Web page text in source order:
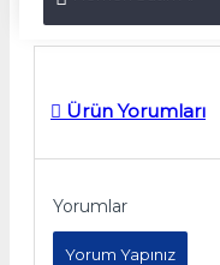
Ürün Yorumları
Yorumlar
Yorum Yapınız